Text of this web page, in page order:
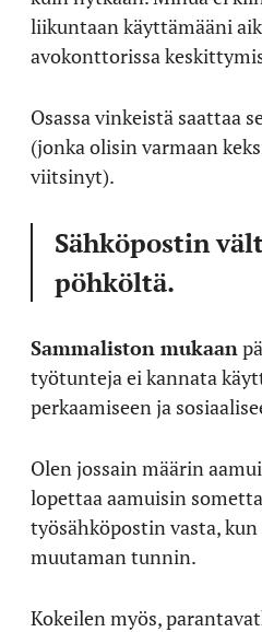
liikuntaan käyttämääni
avokonttorissa
Osassa vinkeistä saattaa
(jonka olisin varmaan
viitsinyt).
Sähköpostin
pöhköltä.
Sammaliston mukaan
työtunteja ei kannata
perkaamiseen ja
Olen jossain määrin
lopettaa aamuisin
työsähköpostin vasta,
muutaman tunnin.
Kokeilen myös,